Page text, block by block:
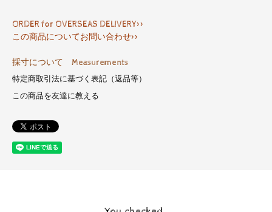
ORDER for OVERSEAS DELIVERY>>
この商品についてお問い合わせ>>
採寸について Measurements
特定商取引法に基づく表記（返品等）
この商品を友達に教える